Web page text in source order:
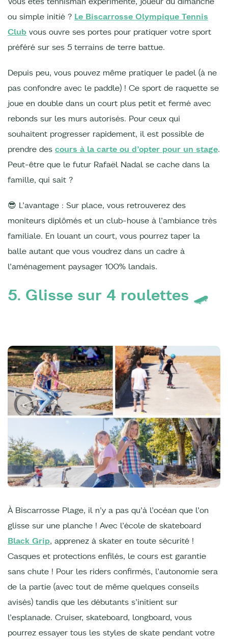
ou simple initié ? Le Biscarrosse Olympique Tennis
Club vous ouvre ses portes pour pratiquer votre sport
préféré sur ses 5 terrains de terre battue.
Depuis peu, vous pouvez même pratiquer le padel (à ne
pas confondre avec le paddle) ! Ce sport de raquette se
joue en double dans un court plus petit et fermé avec
rebonds sur les murs autorisés. Pour ceux qui
souhaitent progresser rapidement, il est possible de
prendre des cours à la carte ou d’opter pour un stage.
Peut-être que le futur Rafaël Nadal se cache dans la
famille, qui sait ?
😎 L’avantage : Sur place, vous retrouverez des
moniteurs diplômés et un club-house à l’ambiance très
familiale. En louant un court, vous pourrez taper la
balle autant que vous voudrez dans un cadre à
l’aménagement paysager 100% landais.
5. Glisse sur 4 roulettes 🛹
À Biscarrosse Plage, il n’y a pas qu’à l’océan que l’on
glisse sur une planche ! Avec l’école de skateboard
Black Grip, apprenez à skater en toute sécurité !
Casques et protections enfilés, le cours est garantie
sans chute ! Pour les riders confirmés, l’autonomie sera
de la partie (avec tout de même quelques conseils
avisés) tandis que les débutants s’initient sur
l’esplanade. Cruiser, skateboard, longboard, vous
pourrez essayer tous les styles de skate pendant votre